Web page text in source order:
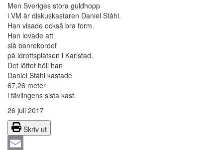
Men Sveriges stora guldhopp
i VM är diskuskastaren Daniel Ståhl.
Han visade också bra form.
Han lovade att
slå banrekordet
på idrottsplatsen i Karlstad.
Det löftet höll han
Daniel Ståhl kastade
67,26 meter
i tävlingens sista kast.
26 juli 2017
Skriv ut